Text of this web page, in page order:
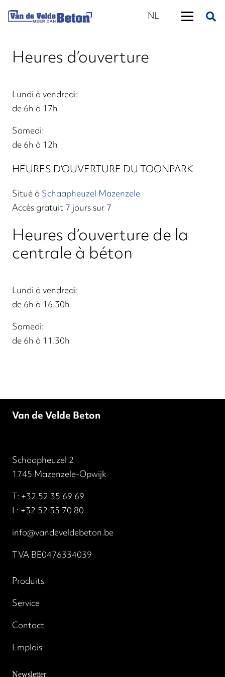
NL
Heures d’ouverture
Lundi à vendredi:
de 6h à 17h
Samedi:
de 6h à 12h
HEURES D’OUVERTURE DU TOONPARK
Situé àSchaapheuzel Mazenzele
Accès gratuit 7 jours sur 7
Heures d’ouverture de la
centrale à béton
Lundi à vendredi:
de 6h à 16.30h
Samedi:
de 6h à 11.30h
Van de Velde Beton
Schaapheuzel 2
1745 Mazenzele-Opwijk
T:+32 52 35 69 69
F: +32 52 35 70 80
info@vandeveldebeton.be
TVA BE0476334039
Produits
Service
Contact
Emplois
Newsletter